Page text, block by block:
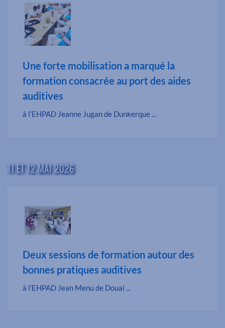
Une forte mobilisation a marqué la
formation consacrée au port des aides
auditives
à l’EHPAD Jeanne Jugan de Dunkerque ...
11 ET 12 MAI 2026
Deux sessions de formation autour des
bonnes pratiques auditives
à l’EHPAD Jean Menu de Douai ...